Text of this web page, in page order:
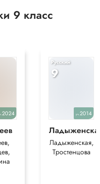
9 класс
2024
Русский
9
уч.2014
Ладыженская,
Тростенцова